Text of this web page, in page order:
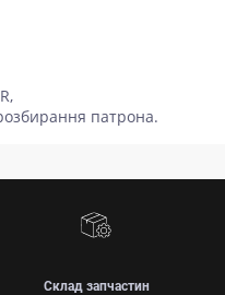
патрона.
Склад запчастин